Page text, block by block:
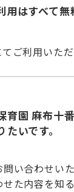
用はすべて無
ご利用いただ
育園 麻布十
いです。
問い合わせい
た内容を知